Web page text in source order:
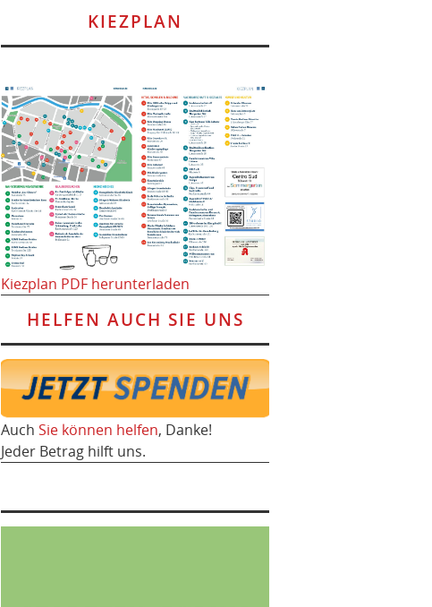
KIEZPLAN
Kiezplan PDF herunterladen
HELFEN AUCH SIE UNS
Auch Sie können helfen, Danke!
Jeder Betrag hilft uns.